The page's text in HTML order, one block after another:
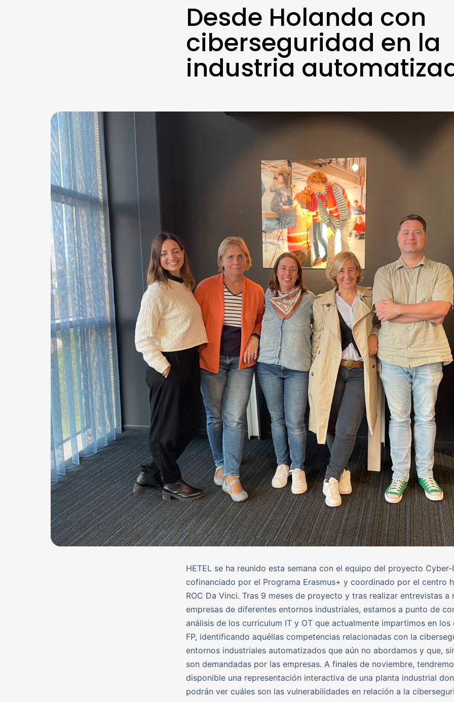
Desde Holanda con
ciberseguridad en la
industria
HETEL se ha reunido esta semana con el equipo del proyecto Cyber-
cofinanciado por el Programa Erasmus+ y coordinado por el centro
ROC Da Vinci. Tras 9 meses de proyecto y tras realizar entrevistas a
empresas de diferentes entornos industriales, estamos a punto de
análisis de los curriculum IT y OT que actualmente impartimos en los
FP, identificando aquéllas competencias relacionadas con la
entornos industriales automatizados que aún no abordamos y que,
son demandadas por las empresas. A finales de noviembre,
disponible una representación interactiva de una planta industrial
podrán ver cuáles son las vulnerabilidades en relación a la